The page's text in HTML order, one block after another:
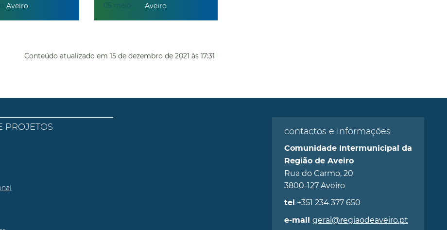
Aveiro 05 maio Aveiro
Conteúdo atualizado em 15 de dezembro de 2021 às 17:31
PROJETOS contactos e informações
Comunidade Intermunicipal da
Região de Aveiro
Rua do Carmo, 20
3800-127 Aveiro
tel +351 234 377 650
e-mail geral@regiaodeaveiro.pt